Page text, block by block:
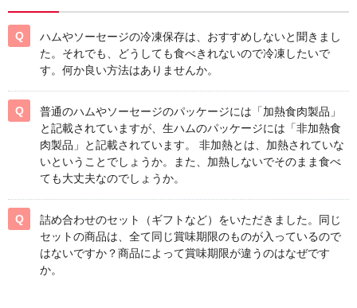
ハムやソーセージの冷凍保存は、おすすめしないと聞きまし
た。それでも、どうしても食べきれないので冷凍したいで
す。何か良い方法はありませんか。
普通のハムやソーセージのパッケージには「加熱食肉製品」
と記載されていますが、生ハムのパッケージには「非加熱食
肉製品」と記載されています。 非加熱とは、加熱されていな
いということでしょうか。また、加熱しないでそのまま食べ
ても大丈夫なのでしょうか。
詰め合わせのセット（ギフトなど）をいただきました。同じ
セットの商品は、全て同じ賞味期限のものが入っているので
はないですか？商品によって賞味期限が違うのはなぜです
か。